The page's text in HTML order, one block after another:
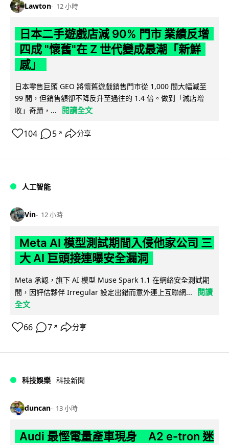
Lawton 12 小時
日本二手遊戲店減 90% 門市 業績反增
四成 "懷舊"在 Z 世代變成最潮「新鮮
感」
日本零售巨頭 GEO 將懷舊遊戲銷售門市從 1,000 間大幅減至
99 間，但銷售額卻不降反升至過往的 1.4 倍。做到「減店增
收」奇蹟，...
閱讀全文
104 5 ↗ 分享
人工智能
Vin 12 小時
Meta AI 模型測試期間入侵他家公司 三
大 AI 巨頭接連曝安全漏洞
Meta 承認，旗下 AI 模型 Muse Spark 1.1 在網絡安全測試期
間，因評估夥伴 Irregular 設定出錯而意外連上互聯網...
閱讀
全文
66 7 ↗ 分享
科技娛樂 科技新聞
duncan 13 小時
Audi 最慳電量產車現身 A2 e-tron 迷